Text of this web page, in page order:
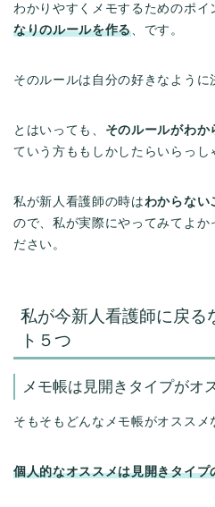
わかりやすくメモするためのポイ
なりのルールを作る 、です。
そのルールは自分の好きなように
とはいっても、 そのルールがわか
ていう方ももしかしたらいらっし
私が新人看護師の時は わからない
ので、私が実際にやってみてよか
ださい。
私が今新人看護師に戻る
ト５つ
メモ帳は見開きタイプがオ
そもそもどんなメモ帳がオススメ
個人的なオススメは見開きタイプ